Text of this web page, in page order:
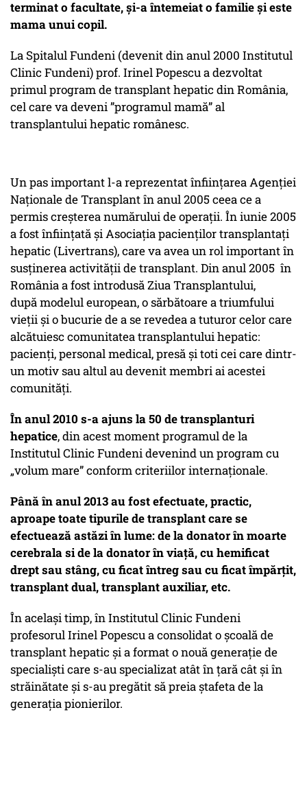
terminat o facultate, și-a întemeiat o familie și este
mama unui copil.
La Spitalul Fundeni (devenit din anul 2000 Institutul
Clinic Fundeni) prof. Irinel Popescu a dezvoltat
primul program de transplant hepatic din România,
cel care va deveni ”programul mamă” al
transplantului hepatic românesc.
Un pas important l-a reprezentat înființarea Agenției
Naționale de Transplant în anul 2005 ceea ce a
permis creșterea numărului de operații. În iunie 2005
a fost înființată și Asociația pacienților transplantați
hepatic (Livertrans), care va avea un rol important în
susținerea activității de transplant. Din anul 2005 în
România a fost introdusă Ziua Transplantului,
după modelul european, o sărbătoare a triumfului
vieții și o bucurie de a se revedea a tuturor celor care
alcătuiesc comunitatea transplantului hepatic:
pacienți, personal medical, presă și toti cei care dintr-
un motiv sau altul au devenit membri ai acestei
comunități.
În anul 2010 s-a ajuns la 50 de transplanturi
hepatice, din acest moment programul de la
Institutul Clinic Fundeni devenind un program cu
„volum mare” conform criteriilor internaționale.
Până în anul 2013 au fost efectuate, practic,
aproape toate tipurile de transplant care se
efectuează astăzi în lume: de la donator în moarte
cerebrala si de la donator în viață, cu hemificat
drept sau stâng, cu ficat întreg sau cu ficat împărțit,
transplant dual, transplant auxiliar, etc.
În același timp, în Institutul Clinic Fundeni
profesorul Irinel Popescu a consolidat o școală de
transplant hepatic și a format o nouă generație de
specialiști care s-au specializat atât în țară cât și în
străinătate și s-au pregătit să preia ștafeta de la
generația pionierilor.